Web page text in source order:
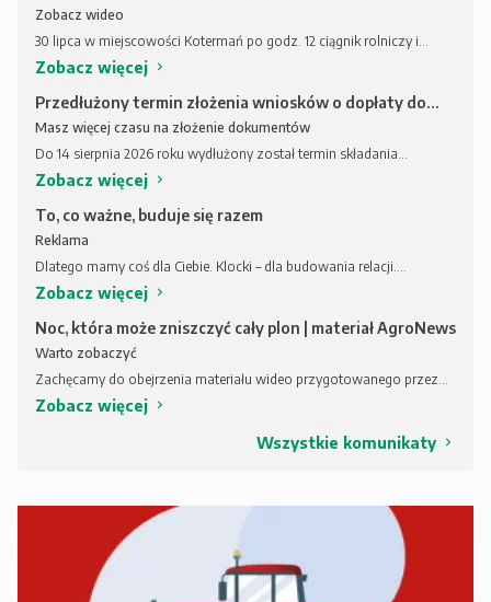
Zobacz wideo
30 lipca w miejscowości Kotermań po godz. 12 ciągnik rolniczy i
podpięta do niego below­nica do zbierania słomy stanęły w ogniu.
Pożar objął również pobliskie rżysko na obszarze jednego hektara. W
akcji ratowniczej brało udział pięć zastępów straży pożarnej. Co
ważne, nikt nie ucierpiał, a dzięki działaniom strażaków pożar nie
rozprzestrzenił się na pobliskie pola. Straty miały tylko wymiar
materialny.
Zobacz więcej
Przedłużony termin złożenia wniosków o dopłaty do
kwalifikowanego materiału siewnego
Masz więcej czasu na złożenie dokumentów
Do 14 sierpnia 2026 roku wydłużony został termin składania
wniosków o dopłaty z tytułu zużytego do siewu lub sadzenia:
siewnego kategorii elitarny lub kwalifikowany lub ekologicznego
materiału siewnego kategorii elitarny lub kwalifikowany. O
wydłużeniu terminu poinformowało MRiRW na swojej stronie i w
Zobacz więcej
To, co ważne, buduje się razem
Reklama
Dlatego mamy coś dla Ciebie. Klocki – dla budowania relacji.
Kamizelkę – dla budowania poczucia bezpieczeństwa. Wybierz nasze
ubezpieczenie AC maszyn rolniczych lub OC operatora maszyny
rolniczej i odbierz swój zestaw promocyjny w Programie
Rabatowym Generali.
Zobacz więcej
Noc, która może zniszczyć cały plon | materiał AgroNews
Warto zobaczyć
Zachęcamy do obejrzenia materiału wideo przygotowanego przez
AgroNews.
Zobacz więcej
Wszystkie komunikaty